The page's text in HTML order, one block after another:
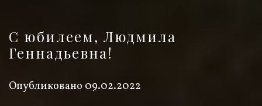
С юбилеем, Людмила
Геннадьевна!
Опубликовано 09.02.2022